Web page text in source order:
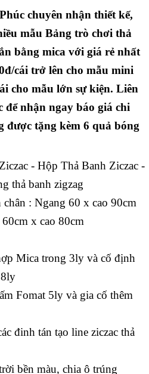
chuyên nhận thiết kế,
mẫu Bảng trò chơi thả
bằng mica với giá rẻ nhất
cái trở lên cho mẫu mini
cho mẫu lớn sự kiện. Liên
để nhận ngay báo giá chi
được tặng kèm 6 quả bóng
- Hộp Thả Banh Ziczac -
thả banh zigzag
: Ngang 60 x cao 90cm
x cao 80cm
Mica trong 3ly và cố định
Fomat 5ly và gia cố thêm
đinh tán tạo line ziczac thả
bền màu, chia ô trúng